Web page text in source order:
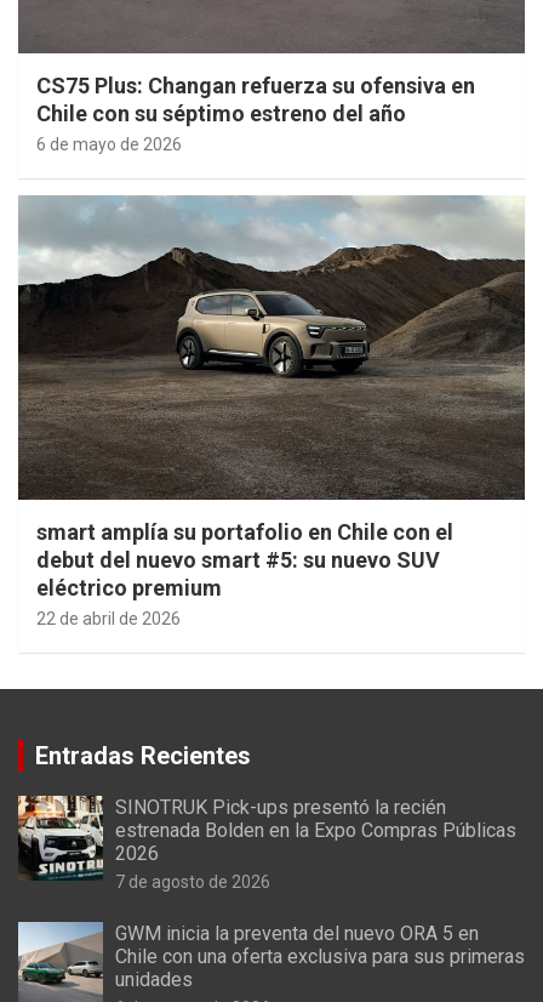
CS75 Plus: Changan refuerza su ofensiva en
Chile con su séptimo estreno del año
6 de mayo de 2026
smart amplía su portafolio en Chile con el
debut del nuevo smart #5: su nuevo SUV
eléctrico premium
22 de abril de 2026
Entradas Recientes
SINOTRUK Pick-ups presentó la recién
estrenada Bolden en la Expo Compras Públicas
2026
7 de agosto de 2026
GWM inicia la preventa del nuevo ORA 5 en
Chile con una oferta exclusiva para sus primeras
unidades